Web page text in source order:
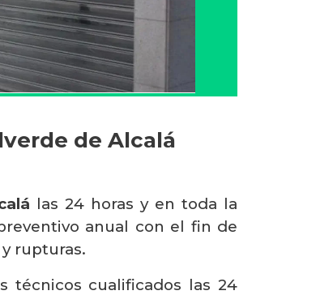
de Alcalá
las 24 horas y en toda la
anual con el fin de
rupturas.
técnicos cualificados las 24